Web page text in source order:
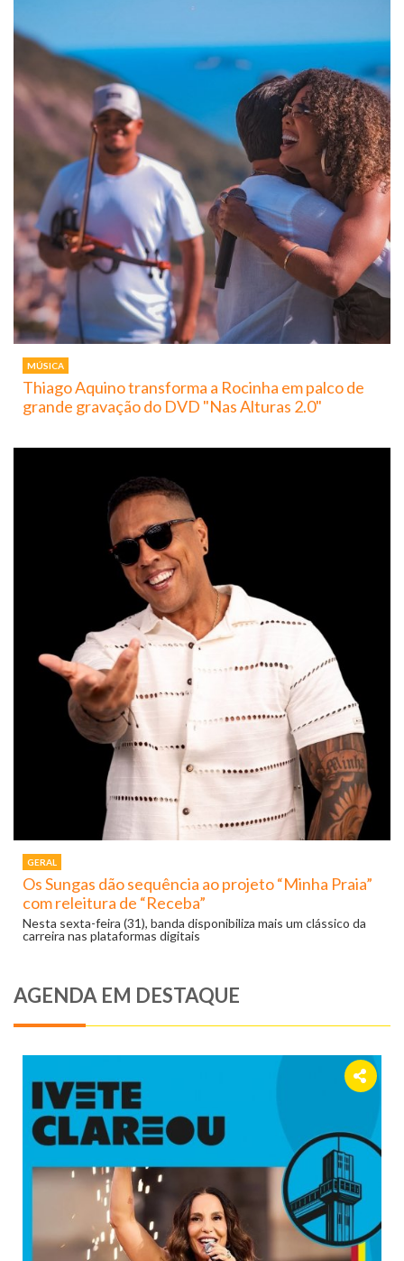
MÚSICA
Thiago Aquino transforma a Rocinha em palco de
grande gravação do DVD "Nas Alturas 2.0"
GERAL
Os Sungas dão sequência ao projeto “Minha Praia”
com releitura de “Receba”
Nesta sexta-feira (31), banda disponibiliza mais um clássico da
carreira nas plataformas digitais
AGENDA EM DESTAQUE